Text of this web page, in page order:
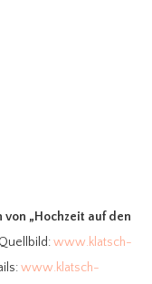
von „Hochzeit auf den
www.klatsch-
www.klatsch-